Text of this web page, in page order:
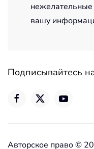
нежелательные
вашу
Подписывайтесь
Авторское право ©